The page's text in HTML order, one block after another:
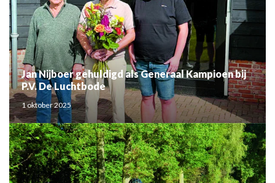
Jan Nijboer gehuldigd als Generaal Kampioen bij
P.V. De Luchtbode
1 oktober 2025